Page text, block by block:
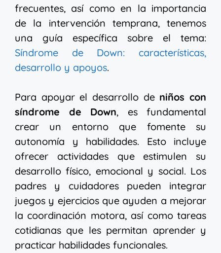
frecuentes, así como en la importancia
de la intervención temprana, tenemos
una guía específica sobre el tema:
Síndrome de Down: características,
desarrollo y apoyos.
Para apoyar el desarrollo de niños con
síndrome de Down, es fundamental
crear un entorno que fomente su
autonomía y habilidades. Esto incluye
ofrecer actividades que estimulen su
desarrollo físico, emocional y social. Los
padres y cuidadores pueden integrar
juegos y ejercicios que ayuden a mejorar
la coordinación motora, así como tareas
cotidianas que les permitan aprender y
practicar habilidades funcionales.